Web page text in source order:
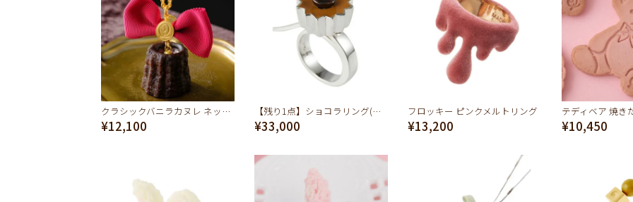
クラシックバニラカヌレ ネックレス
¥12,100
【残り1点】ショコラリング(コーヒー)
¥33,000
フロッキー ピンクメルトリング
¥13,200 ¥10,450